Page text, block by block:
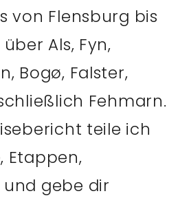
von Flensburg bis
Als, Fyn,
Bogø, Falster,
Fehmarn.
teile ich
Etappen,
gebe dir